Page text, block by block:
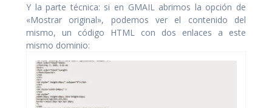
Y la parte técnica: si en GMAIL abrimos la opción de
«Mostrar original», podemos ver el contenido del
mismo, un código HTML con dos enlaces a este
mismo dominio: